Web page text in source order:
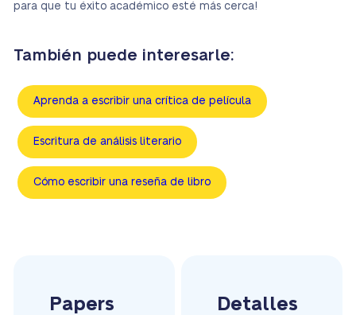
para que tu éxito académico esté más cerca!
También puede interesarle:
Aprenda a escribir una crítica de película
Escritura de análisis literario
Cómo escribir una reseña de libro
Papers
Detalles